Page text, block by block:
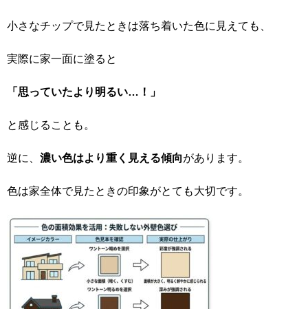
小さなチップで見たときは落ち着いた色に見えても、
実際に家一面に塗ると
「思っていたより明るい…！」
と感じることも。
逆に、 濃い色はより重く見える傾向があります。
色は家全体で見たときの印象がとても大切です。